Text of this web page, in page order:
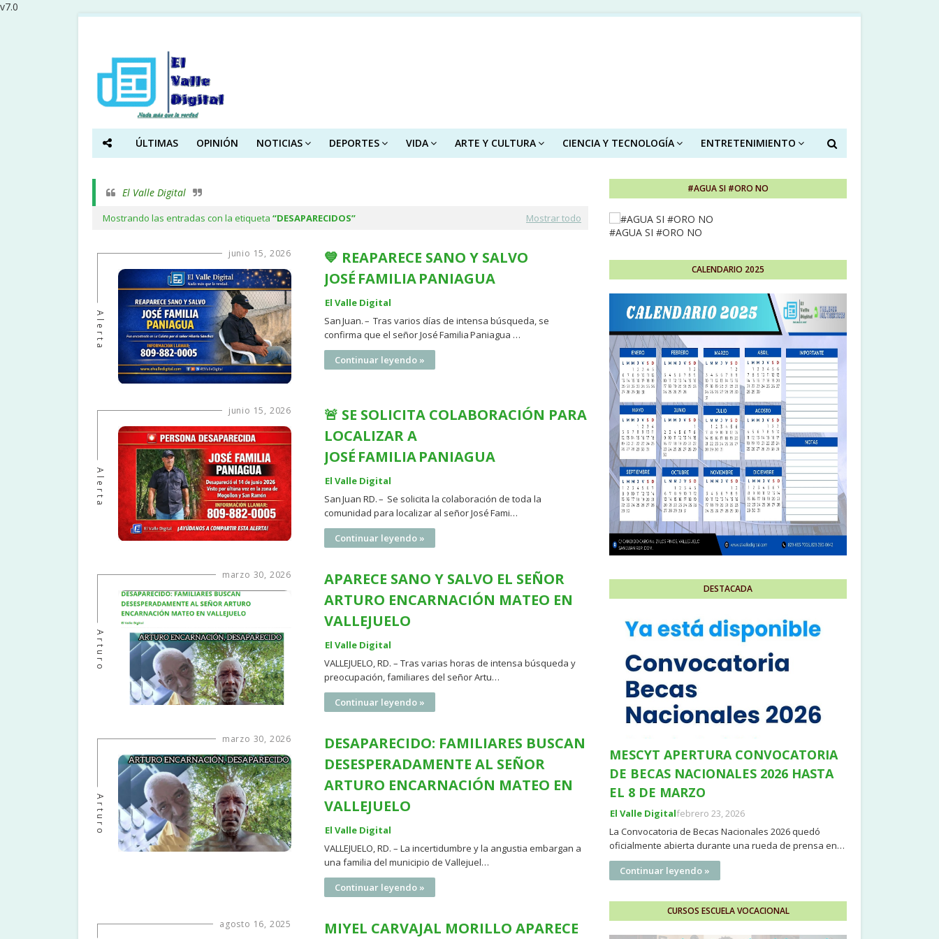
v7.0
ÚLTIMAS OPINIÓN NOTICIAS DEPORTES VIDA ARTE Y CULTURA CIENCIA Y TECNOLOGÍA ENTRETENIMIENTO
El Valle Digital
Mostrando las entradas con la etiqueta DESAPARECIDOS Mostrar todo
junio 15, 2026
Alerta
💙 REAPARECE SANO Y SALVO
JOSÉ FAMILIA PANIAGUA
El Valle Digital
San Juan. – Tras varios días de intensa búsqueda, se
confirma que el señor José Familia Paniagua …
Continuar leyendo »
junio 15, 2026
Alerta
🚨 SE SOLICITA COLABORACIÓN PARA
LOCALIZAR A
JOSÉ FAMILIA PANIAGUA
El Valle Digital
San Juan RD. – Se solicita la colaboración de toda la
comunidad para localizar al señor José Fami…
Continuar leyendo »
marzo 30, 2026
Arturo
APARECE SANO Y SALVO EL SEÑOR
ARTURO ENCARNACIÓN MATEO EN
VALLEJUELO
El Valle Digital
VALLEJUELO, RD. – Tras varias horas de intensa búsqueda y
preocupación, familiares del señor Artu…
Continuar leyendo »
marzo 30, 2026
Arturo
DESAPARECIDO: FAMILIARES BUSCAN
DESESPERADAMENTE AL SEÑOR
ARTURO ENCARNACIÓN MATEO EN
VALLEJUELO
El Valle Digital
VALLEJUELO, RD. – La incertidumbre y la angustia embargan a
una familia del municipio de Vallejuel…
Continuar leyendo »
agosto 16, 2025
MIYEL CARVAJAL MORILLO APARECE
#AGUA SI #ORO NO
#AGUA SI #ORO NO
CALENDARIO 2025
DESTACADA
MESCYT APERTURA CONVOCATORIA
DE BECAS NACIONALES 2026 HASTA
EL 8 DE MARZO
El Valle Digitalfebrero 23, 2026
La Convocatoria de Becas Nacionales 2026 quedó
oficialmente abierta durante una rueda de prensa en…
Continuar leyendo »
CURSOS ESCUELA VOCACIONAL